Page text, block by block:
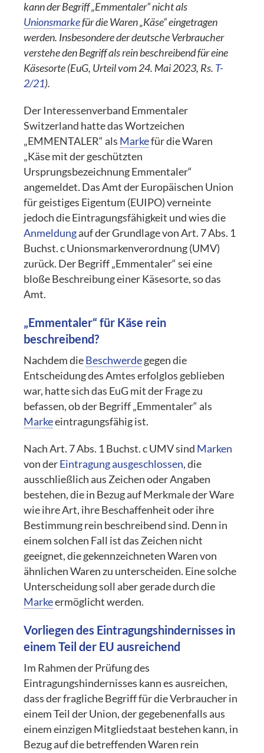
kann der Begriff „Emmentaler“ nicht als
Unionsmarkefür die Waren „Käse“ eingetragen
werden. Insbesondere der deutsche Verbraucher
verstehe den Begriff als rein beschreibend für eine
Käsesorte (EuG, Urteil vom 24. Mai 2023, Rs. T-
2/21).
Der Interessenverband Emmentaler
Switzerland hatte das Wortzeichen
„EMMENTALER“ als Markefür die Waren
„Käse mit der geschützten
Ursprungsbezeichnung Emmentaler“
angemeldet. Das Amt der Europäischen Union
für geistiges Eigentum (EUIPO) verneinte
jedoch die Eintragungsfähigkeit und wies die
Anmeldungauf der Grundlage von Art. 7 Abs. 1
Buchst. c Unionsmarkenverordnung (UMV)
zurück. Der Begriff „Emmentaler“ sei eine
bloße Beschreibung einer Käsesorte, so das
Amt.
„Emmentaler“ für Käse rein
beschreibend?
Nachdem dieBeschwerdegegen die
Entscheidung des Amtes erfolglos geblieben
war, hatte sich das EuG mit der Frage zu
befassen, ob der Begriff „Emmentaler“ als
Markeeintragungsfähig ist.
Nach Art. 7 Abs. 1 Buchst. c UMV sind Marken
von derEintragung ausgeschlossen, die
ausschließlich aus Zeichen oder Angaben
bestehen, die in Bezug auf Merkmale der Ware
wie ihre Art, ihre Beschaffenheit oder ihre
Bestimmung rein beschreibend sind. Denn in
einem solchen Fall ist das Zeichen nicht
geeignet, die gekennzeichneten Waren von
ähnlichen Waren zu unterscheiden. Eine solche
Unterscheidung soll aber gerade durch die
Markeermöglicht werden.
Vorliegen des Eintragungshindernisses in
einem Teil der EU ausreichend
Im Rahmen der Prüfung des
Eintragungshindernisses kann es ausreichen,
dass der fragliche Begriff für die Verbraucher in
einem Teil der Union, der gegebenenfalls aus
einem einzigen Mitgliedstaat bestehen kann, in
Bezug auf die betreffenden Waren rein